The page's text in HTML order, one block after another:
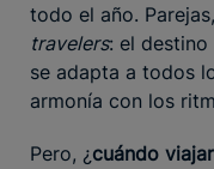
todo el año.
travelers: el
se adapta a todos
armonía con los
Pero, ¿cuándo